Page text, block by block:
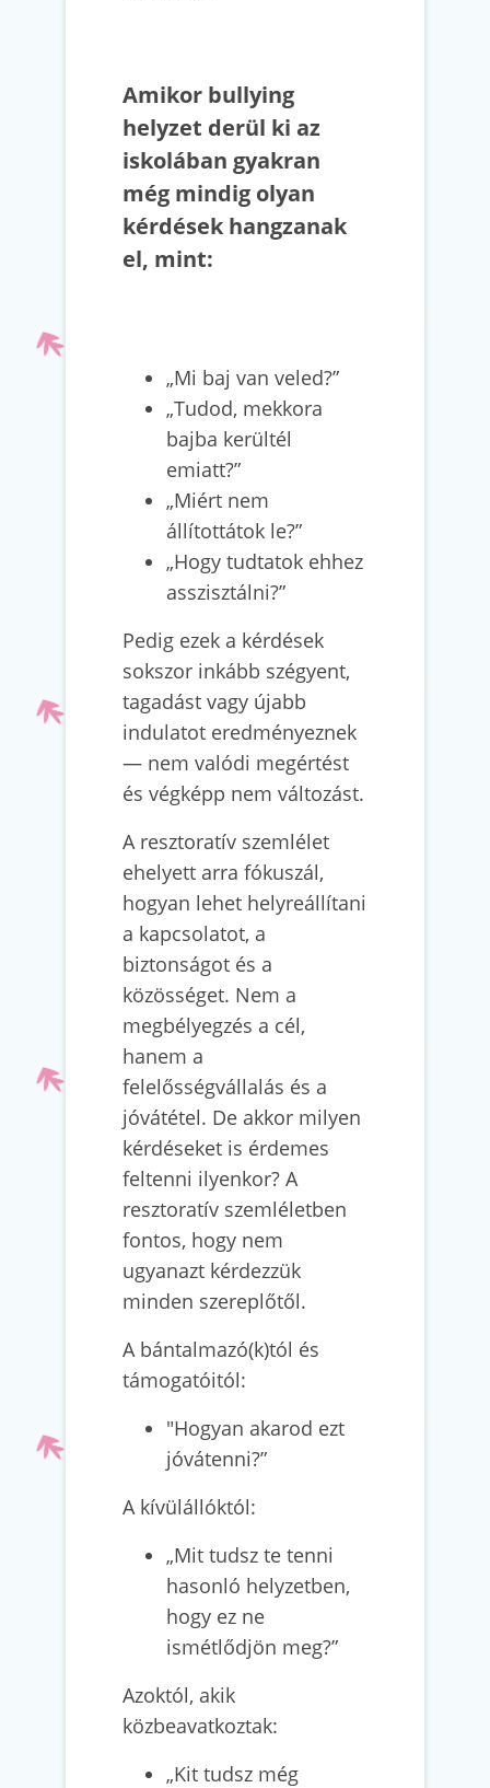
Amikor bullying
helyzet derül ki az
iskolában gyakran
még mindig olyan
kérdések hangzanak
el, mint:
„Mi baj van veled?”
„Tudod, mekkora
bajba kerültél
emiatt?”
„Miért nem
állítottátok le?”
„Hogy tudtatok ehhez
asszisztálni?”
Pedig ezek a kérdések
sokszor inkább szégyent,
tagadást vagy újabb
indulatot eredményeznek
— nem valódi megértést
és végképp nem változást.
A resztoratív szemlélet
ehelyett arra fókuszál,
hogyan lehet helyreállítani
a kapcsolatot, a
biztonságot és a
közösséget. Nem a
megbélyegzés a cél,
hanem a
felelősségvállalás és a
jóvátétel. De akkor milyen
kérdéseket is érdemes
feltenni ilyenkor? A
resztoratív szemléletben
fontos, hogy nem
ugyanazt kérdezzük
minden szereplőtől.
A bántalmazó(k)tól és
támogatóitól:
"Hogyan akarod ezt
jóvátenni?”
A kívülállóktól:
„Mit tudsz te tenni
hasonló helyzetben,
hogy ez ne
ismétlődjön meg?”
Azoktól, akik
közbeavatkoztak:
„Kit tudsz még